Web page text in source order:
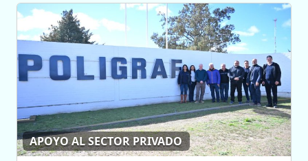
APOYO AL SECTOR PRIVADO